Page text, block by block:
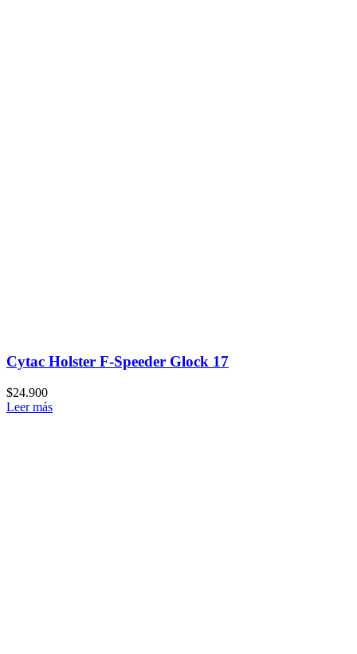
Cytac Holster F-Speeder Glock 17
$24.900
Leer más